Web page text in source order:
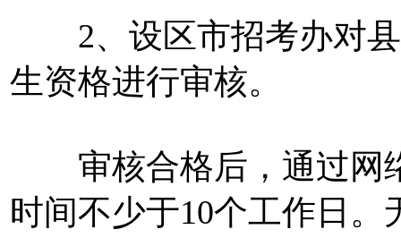
2、设区市招考办对县
生资格进行审核。
审核合格后，通过网
时间不少于10个工作日。